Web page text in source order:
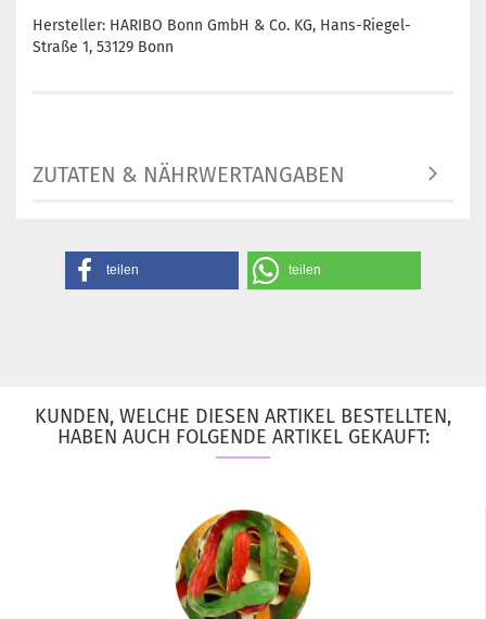
Hersteller: HARIBO Bonn GmbH & Co. KG, Hans-Riegel-
Straße 1, 53129 Bonn
ZUTATEN & NÄHRWERTANGABEN
teilen teilen
KUNDEN, WELCHE DIESEN ARTIKEL BESTELLTEN,
HABEN AUCH FOLGENDE ARTIKEL GEKAUFT: